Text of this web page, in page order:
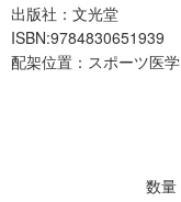
出版社：文光堂
ISBN:9784830651939
配架位置：スポーツ医学
数量